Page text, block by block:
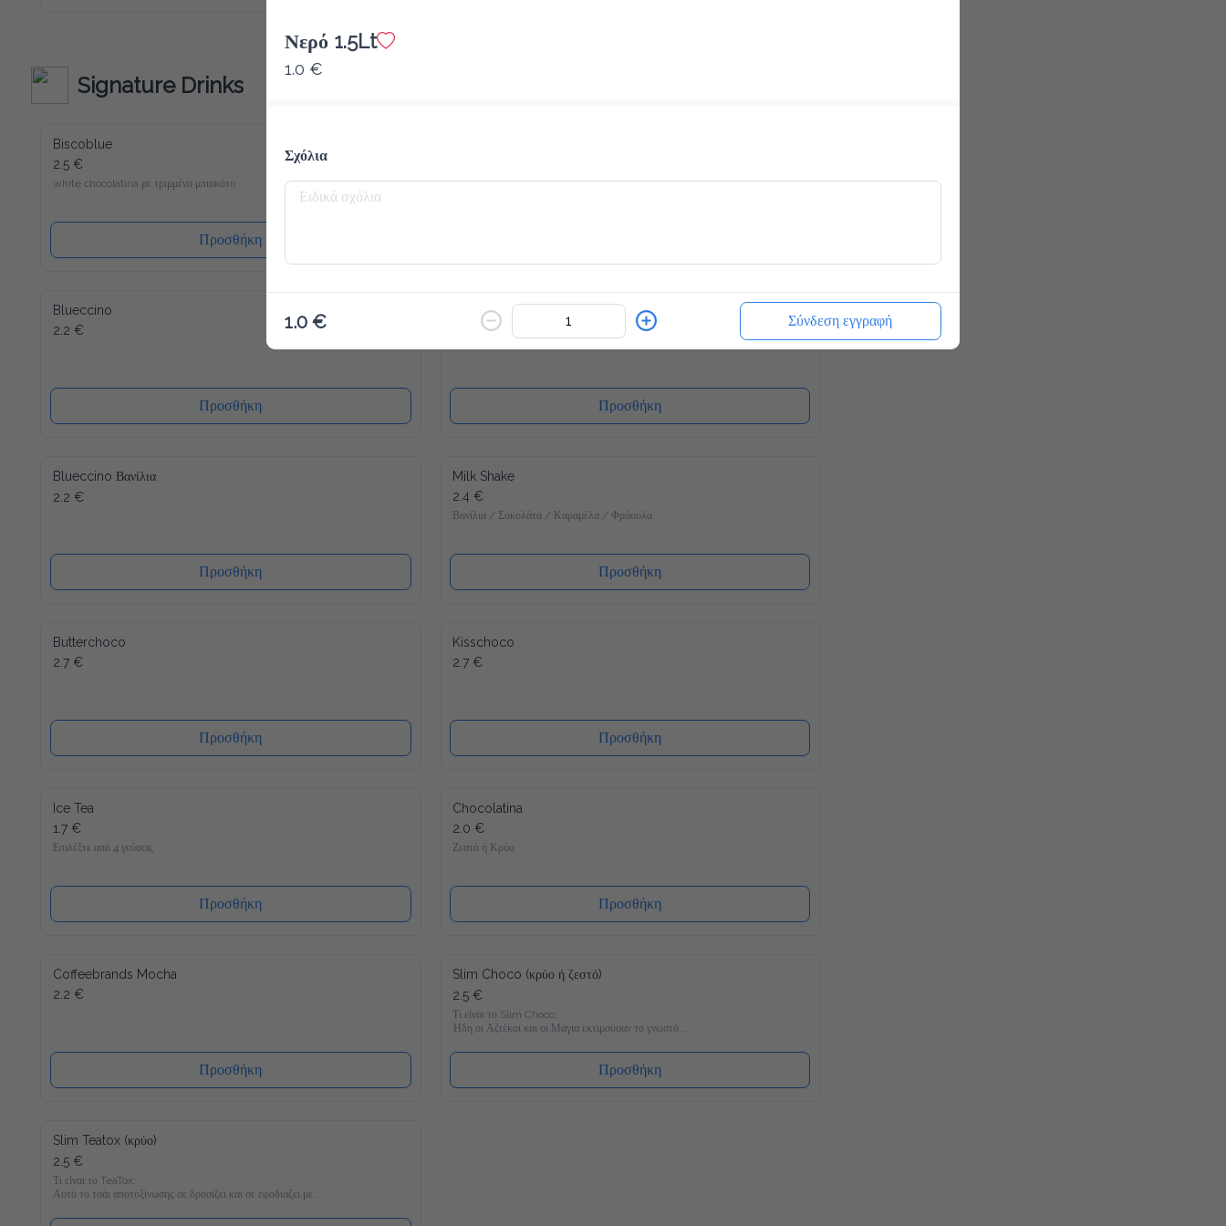
Macchiato γεύση! Γλυκύτητα χωρίς τύψεις - και αυτό ακόμα
γεμάτο βιταμίνες και μέταλλα. Το Slim Coffee περιέχει επίσης
καφεΐνη.Signature Drinks
Biscoblue
2.5 €
white chocolatina με τριμμένο μπισκότο
Προσθήκη
Ζεστό ή Κρύο
Blueccino
2.2 €
Προσθήκη Προσθήκη
Blueccino Βανίλια
2.2 €
Προσθήκη
Milk Shake
2.4 €
Βανίλια / Σοκολάτα / Καραμέλα / Φράουλα
Προσθήκη
Butterchoco
2.7 €
Προσθήκη
Kisschoco
2.7 €
Προσθήκη
Ice Tea
1.7 €
Επιλέξτε από 4 γεύσεις
Προσθήκη
Chocolatina
2.0 €
Ζεστό ή Κρύο
Προσθήκη
Coffeebrands Mocha
2.2 €
Προσθήκη
Slim Choco (κρύο ή ζεστό)
2.5 €
Τι είναι το Slim Choco;
Ήδη οι Αζτέκοι και οι Μάγια εκτιμούσαν το γνωστό
Powerdrink "ζεστή σοκολάτα". Συνήθως και μόνο στην σκέψη
μας τρέχουν τα σάλια απ΄το στόμα, αλλά στο τωρινό
σοκολατούχο γάλα κρύβεται συνήθως πολλή ζάχαρη, λίπη και
Άρα η απάντηση είναι απλά να το αφήσουμε; Όχι για εμάς και
Προσθήκη
Slim Teatox (κρύο)
2.5 €
Τι είναι το TeaTox;
Αυτό το τσάι αποτοξίνωσης σε δροσίζει και σε εφοδιάζει με
22 βιταμίνες και μέταλλα και είναι γεμάτο υγιεινά υλικά όπως
Matcha, κουρκουμά και φυσικά γλυκομαννάνη, το οποίο σε
Νερό 1.5Lt
1.0 €
Σχόλια
1.0 € Σύνδεση εγγραφή